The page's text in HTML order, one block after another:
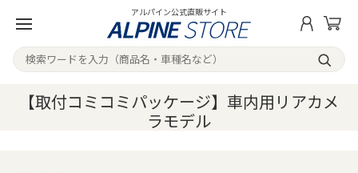
アルパイン公式直販サイト
【取付コミコミパッケージ】車内用リアカメ
ラモデル